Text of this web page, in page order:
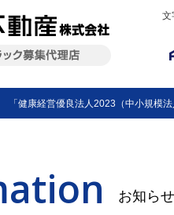
文
「健康経営優良法人2023（中小規模
お知らせ